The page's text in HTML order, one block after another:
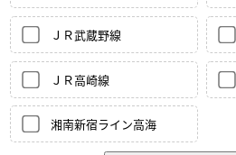
ＪＲ武蔵野線
ＪＲ高崎線
湘南新宿ライン高海